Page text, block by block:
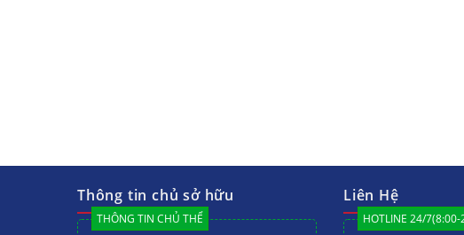
Thông tin chủ sở hữu
THÔNG TIN CHỦ THỂ
Liên Hệ
HOTLINE 24/7(8:00-